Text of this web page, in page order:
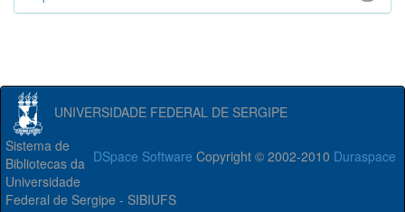
UNIVERSIDADE FEDERAL DE SERGIPE
DSpace Software Copyright © 2002-2010 Duraspace
Sistema de
Bibliotecas da
Universidade
Federal de Sergipe - SIBIUFS